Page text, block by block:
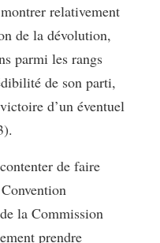
relativement
de la dévolution,
parmi les rangs
de son parti,
d’un éventuel
de faire
la Commission
prendre